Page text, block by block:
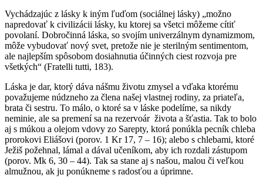
Vychádzajúc z lásky k iným ľuďom (sociálnej lásky) „možno
napredovať k civilizácii lásky, ku ktorej sa všetci môžeme cítiť
povolaní. Dobročinná láska, so svojím univerzálnym dynamizmom,
môže vybudovať nový svet, pretože nie je sterilným sentimentom,
ale najlepším spôsobom dosiahnutia účinných ciest rozvoja pre
všetkých“ (Fratelli tutti, 183).
Láska je dar, ktorý dáva nášmu životu zmysel a vďaka ktorému
považujeme núdzneho za člena našej vlastnej rodiny, za priateľa,
brata či sestru. To málo, o ktoré sa v láske podelíme, sa nikdy
neminie, ale sa premení sa na rezervoár života a šťastia. Tak to bolo
aj s múkou a olejom vdovy zo Sarepty, ktorá ponúkla pecník chleba
prorokovi Eliášovi (porov. 1 Kr 17, 7 – 16); alebo s chlebami, ktoré
Ježiš požehnal, lámal a dával učeníkom, aby ich rozdali zástupom
(porov. Mk 6, 30 – 44). Tak sa stane aj s našou, malou či veľkou
almužnou, ak ju ponúkneme s radosťou a úprimne.